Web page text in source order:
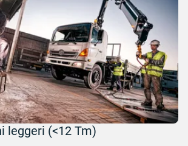
leggeri (<12 Tm)